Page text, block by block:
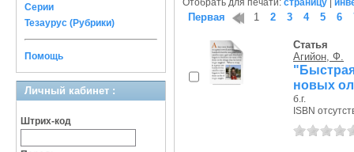
Серии
Тезаурус (Рубрики)
Помощь
Личный кабинет :
Штрих-код
Отобрать для печати: страницу
Первая 1 2 3 4 5 6
Статья
Агийон, Ф.
новых
б.г.
ISBN